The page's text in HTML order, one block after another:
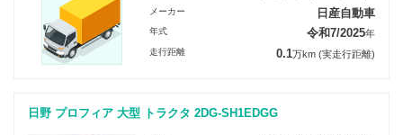
メーカー 日産自動車
年式 令和7/2025年
走行距離 0.1万km (実走行距離)
日野 プロフィア 大型 トラクタ 2DG-SH1EDGG